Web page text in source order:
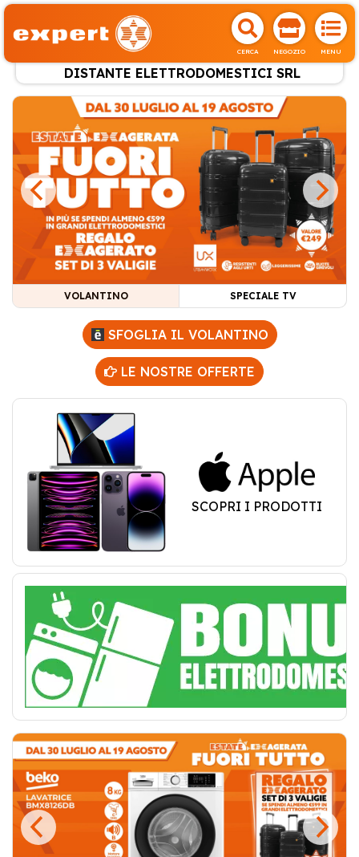
CERCA NEGOZIO MENU
DISTANTE ELETTRODOMESTICI SRL
VOLANTINO SPECIALE TV
SFOGLIA IL VOLANTINO
LE NOSTRE OFFERTE
SCOPRI I PRODOTTI